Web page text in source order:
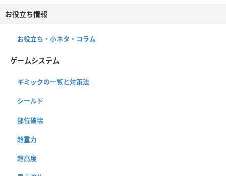
お役立ち情報
お役立ち・小ネタ・コラム
ゲームシステム
ギミックの一覧と対策法
シールド
部位破壊
超重力
超高度